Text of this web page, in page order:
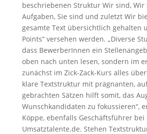
beschriebenen Struktur Wir sind, Wir
Aufgaben, Sie sind und zuletzt Wir
gesamte Text übersichtlich gehalten
Points“ versehen werden. „Diverse
dass BewerberInnen ein
oben nach unten lesen, sondern im
zunächst im Zick-Zack-Kurs alles
klare Textstruktur mit prägnanten,
gebrachten Sätzen hilft somit, das
Wunschkandidaten zu fokussieren“,
Köppe, ebenfalls Geschäftsführer bei
Umsatztalente.de. Stehen